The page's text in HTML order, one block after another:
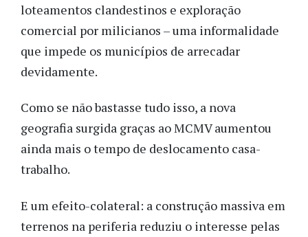
loteamentos clandestinos e exploração
comercial por milicianos – uma informalidade
que impede os municípios de arrecadar
devidamente.
Como se não bastasse tudo isso, a nova
geografia surgida graças ao MCMV aumentou
ainda mais o tempo de deslocamento casa-
trabalho.
E um efeito-colateral: a construção massiva em
terrenos na periferia reduziu o interesse pelas